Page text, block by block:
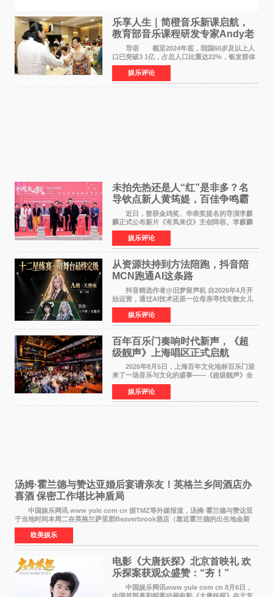
乐享人生｜简橙音乐新课启航，
教育部音乐课程研发专家Andy老
师重磅入驻领航银龄琴声
导语 截至2024年底，我国60岁及以上人
口已突破3 1亿，占总人口比重达22%，银发群体
的精神文化需求日益凸显。2024年1月，国务院办
公厅印发《关于发展银发经济增进老年人福祉的
意见》——这是
娱乐评论
未拍先热还是人“红”是非多？名
导钦点新人黄筠媞，百佳争鸣霸
气回应
近日，曾获金鸡奖、华表奖提名的导演李麒
麟正式公布新片《有凤来仪》主创阵容。李麒麟
早年凭电影《华容道》获得金鸡奖、华表奖提
名，此后长期参与国内外电影制作，其担任制片
人参与的作品亦曾
娱乐评论
从资源扶持到方法陪跑，抖音陪
MCN跑通AI这条路
抖音精选作者@旧梦留声机 自2026年4月开
始运营，通过AI技术还原一位母亲寻找失散女儿
的故事，凭借强情感表达获得大量用户关注，发
布仅21小时便获得超1亿曝光、超1000万互动。
此后，账号持续沿
娱乐评论
百年百乐门奏响时代新声，《超
级靓声》上海唱区正式启航
2026年8月5日，上海百年文化地标百乐门迎
来了一场音乐与文化的盛事——《超级靓声》全
国励志音乐公益节目上海唱区新闻发布会暨启动
仪式在此隆重举行。各界领导、嘉宾与媒体朋友
齐聚一堂，共同
娱乐评论
汤姆·霍兰德与赞达亚婚后宴请亲友！英格兰乡间酒店办
喜酒 保密工作堪比神盾局
中国娱乐网讯 www yule com cn 据TMZ等外媒报道，汤姆·霍兰德与赞达亚
于当地时间本周二在英格兰萨里郡Beaverbrook酒店（靠近霍兰德的出生地金斯
顿）举办婚宴，邀请家人与朋友们喝喜酒，庆祝
欧美娱乐
电影《大唐妖探》北京首映礼 欢
乐探案获观众盛赞：“夯！”
中国娱乐网讯www yule com cn 8月6日，